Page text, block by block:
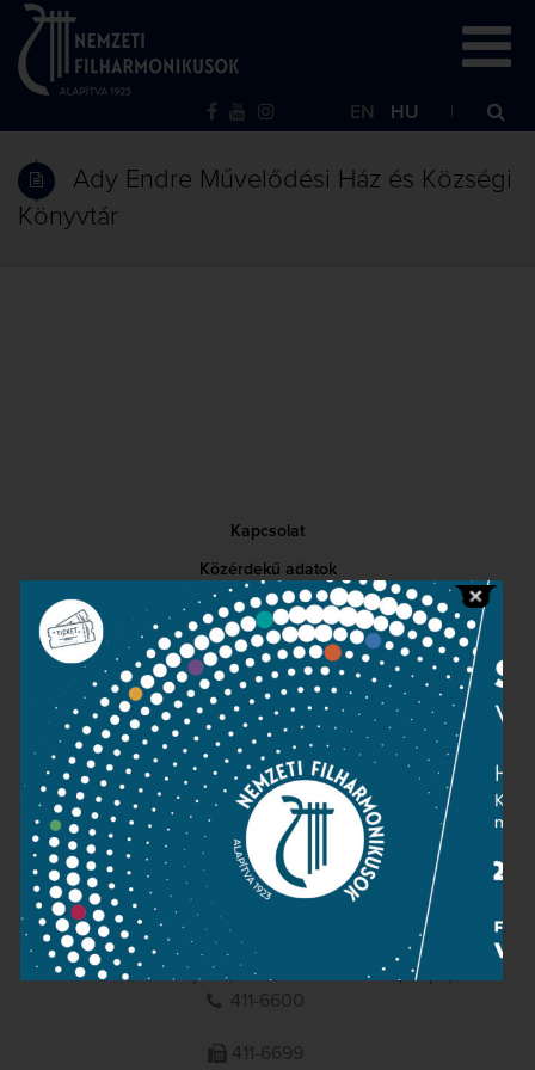
EN HU
Ady Endre Művelődési Ház és Községi
Könyvtár
Kapcsolat
Közérdekű adatok
Sajtószoba
Adatvédelem
Impresszum
NEMZETI
FILHARMONIKUSOK
1095 Budapest, Komor Marcell u. 1. (Müpa)
411-6600
411-6699